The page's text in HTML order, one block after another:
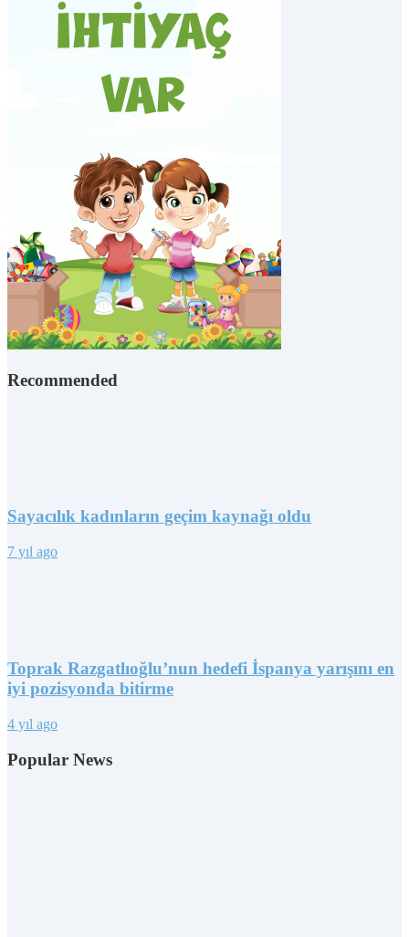
Recommended
Sayacılık kadınların geçim kaynağı oldu
7 yıl ago
Toprak Razgatlıoğlu’nun hedefi İspanya yarışını en
iyi pozisyonda bitirme
4 yıl ago
Popular News